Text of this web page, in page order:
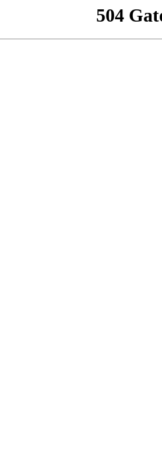
504